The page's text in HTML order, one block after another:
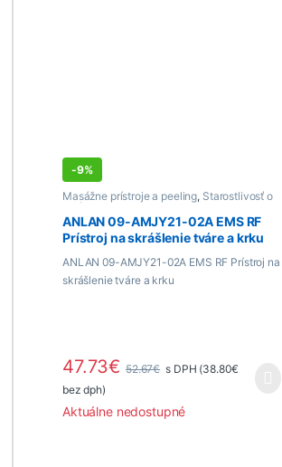
-9%
Masážne prístroje a peeling, Starostlivosť o
pleť a telo
ANLAN 09-AMJY21-02A EMS RF
Prístroj na skrášlenie tváre a krku
ANLAN 09-AMJY21-02A EMS RF Prístroj na
skrášlenie tváre a krku
47.73€ 52.67€ s DPH (38.80€
bez dph)
Aktuálne nedostupné